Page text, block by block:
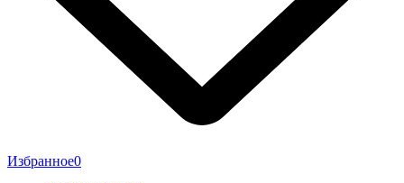
Избранное0